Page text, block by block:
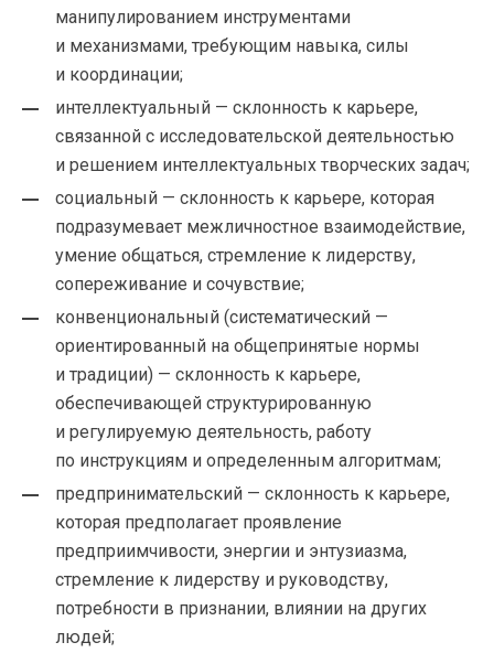
манипулированием инструментами
и механизмами, требующим навыка, силы
и координации;
интеллектуальный — склонность к карьере,
связанной с исследовательской деятельностью
и решением интеллектуальных творческих задач;
социальный — склонность к карьере, которая
подразумевает межличностное взаимодействие,
умение общаться, стремление к лидерству,
сопереживание и сочувствие;
конвенциональный (систематический —
ориентированный на общепринятые нормы
и традиции) — склонность к карьере,
обеспечивающей структурированную
и регулируемую деятельность, работу
по инструкциям и определенным алгоритмам;
предпринимательский — склонность к карьере,
которая предполагает проявление
предприимчивости, энергии и энтузиазма,
стремление к лидерству и руководству,
потребности в признании, влиянии на других
людей;